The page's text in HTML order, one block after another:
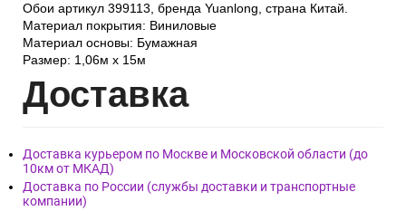
Обои артикул 399113, бренда Yuanlong, страна Китай.
Материал покрытия: Виниловые
Материал основы: Бумажная
Размер: 1,06м x 15м
Доставка
Доставка курьером по Москве и Московской области (до
10км от МКАД)
Доставка по России (службы доставки и транспортные
компании)